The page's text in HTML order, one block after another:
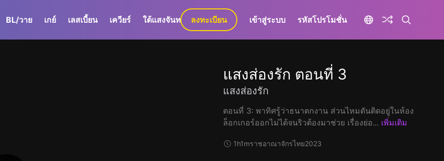
BL/วาย เกย์ เลสเบี้ยน เควียร์ ใต้แสงจันทร์ GaLa+
ลงทะเบียน เข้าสู่ระบบ รหัสโปรโมชั่น
แสงส่องรัก ตอนที่ 3
แสงส่องรัก
ตอนที่ 3: พาทิศรู้ว่าธนาตกงาน ส่วนไหมดันติดอยู่ในห้อง
ล็อกเกอร์ออกไม่ได้จนริวต้องมาช่วย เรื่องย่อ... เพิ่มเติม
1h1mราชอาณาจักรไทย2023